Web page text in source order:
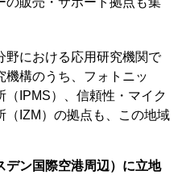
野における応用研究機関で
機構のうち、フォトニッ
（IPMS）、信頼性・マイク
（IZM）の拠点も、この地域
デン国際空港周辺）に立地